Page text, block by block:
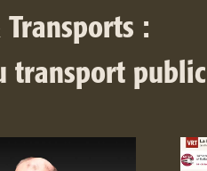
:
transport public